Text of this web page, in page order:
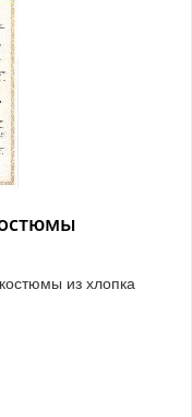
из хлопка